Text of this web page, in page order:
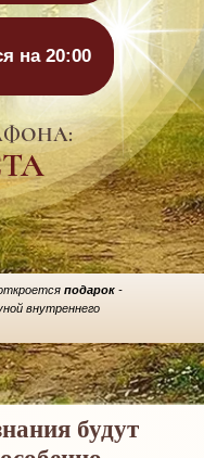
подарок -
внутреннего
на 20:00
будут